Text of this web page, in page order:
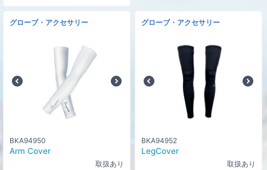
グローブ・アクセサリー
BKA94950
Arm Cover
取扱あり
グローブ・アクセサリー
BKA94952
LegCover
取扱あり